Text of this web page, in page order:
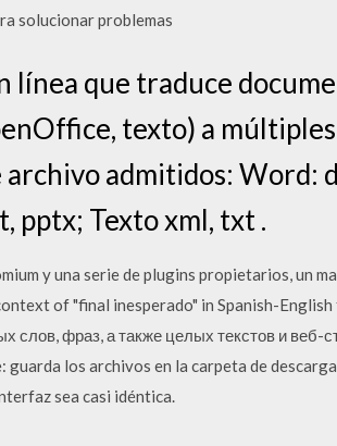
solucionar problemas
línea que traduce
texto) a
admitidos: Word:
pptx; Texto xml, txt .
y una serie de plugins propietarios, un
of "final inesperado" in Spanish-
слов, фраз, а также целых текстов и веб-
guarda los archivos en la carpeta de
sea casi idéntica.